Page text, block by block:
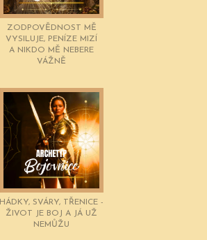
ZODPOVĚDNOST MĚ
VYSILUJE, PENÍZE MIZÍ
A NIKDO MĚ NEBERE
VÁŽNĚ
HÁDKY, SVÁRY, TŘENICE -
ŽIVOT JE BOJ A JÁ UŽ
NEMŮŽU